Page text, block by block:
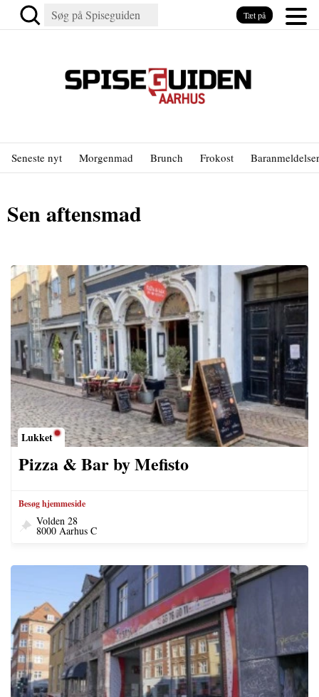
Seneste nyt Morgenmad Brunch Frokost Baranmeldelser
Sen aftensmad
Lukket
Pizza & Bar by Mefisto
Besøg hjemmeside
Volden 28
8000 Aarhus C
Tæt på